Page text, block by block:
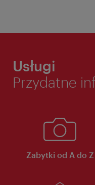
Usługi
Przydatne
Zabytki od A do Z